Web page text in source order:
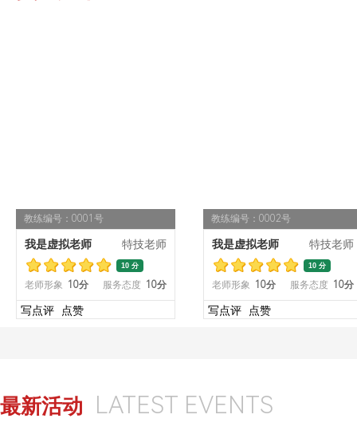
教练编号：0001号
我是虚拟老师 特技老师
10 分
老师形象 10分 服务态度 10分
写点评 点赞
教练编号：0002号
我是虚拟老师 特技老师
10 分
老师形象 10分 服务态度 10分
写点评 点赞
最新活动 LATEST EVENTS